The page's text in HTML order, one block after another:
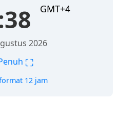
GMT+4
2026
⛶
12 jam